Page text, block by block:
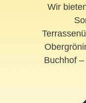
Wir
Buchhof